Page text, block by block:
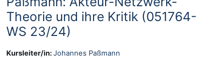
Theorie und ihre Kritik (051764-
WS 23/24)
Kursleiter/in:Johannes Paßmann